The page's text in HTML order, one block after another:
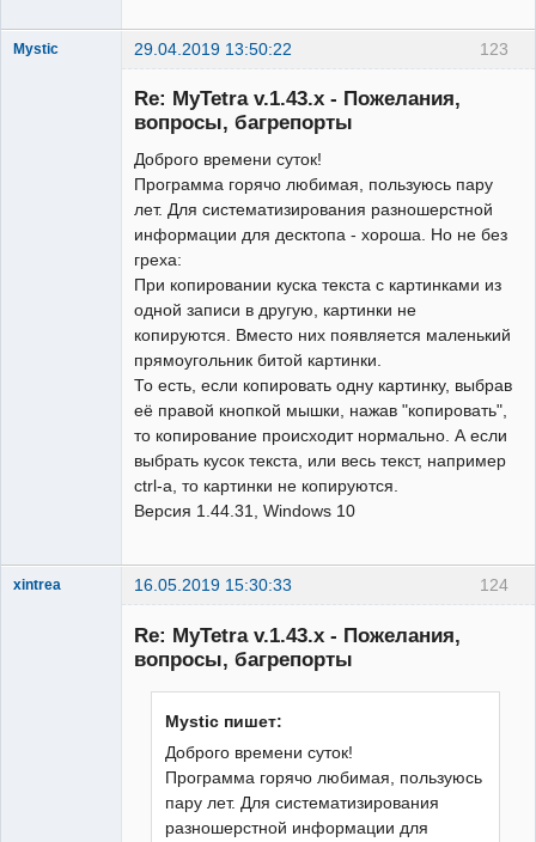
123
Mystic 29.04.2019 13:50:22
Re: MyTetra v.1.43.x - Пожелания,
вопросы, багрепорты
Доброго времени суток!
Программа горячо любимая, пользуюсь пару
лет. Для систематизирования разношерстной
информации для десктопа - хороша. Но не без
греха:
При копировании куска текста с картинками из
одной записи в другую, картинки не
копируются. Вместо них появляется маленький
прямоугольник битой картинки.
То есть, если копировать одну картинку, выбрав
её правой кнопкой мышки, нажав "копировать",
то копирование происходит нормально. А если
выбрать кусок текста, или весь текст, например
ctrl-a, то картинки не копируются.
Версия 1.44.31, Windows 10
124
xintrea 16.05.2019 15:30:33
Re: MyTetra v.1.43.x - Пожелания,
вопросы, багрепорты
Mystic пишет:
Доброго времени суток!
Программа горячо любимая, пользуюсь
пару лет. Для систематизирования
разношерстной информации для